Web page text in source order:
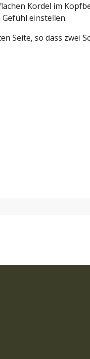
Kordel im
einstellen.
Seite, so dass zwei